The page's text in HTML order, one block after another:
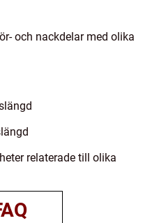
och nackdelar med olika
relaterade till olika